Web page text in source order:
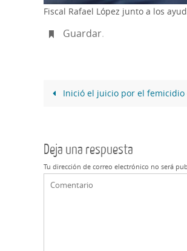
Fiscal Rafael López junto a los
Guardar.
Inició el juicio por el femicidio
Deja una respuesta
Tu dirección de correo electrónico no será